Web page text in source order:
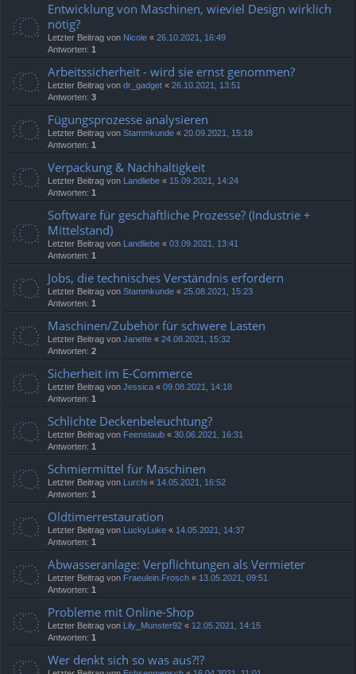
Entwicklung von Maschinen, wieviel Design wirklich
nötig?
Letzter Beitrag von Nicole « 26.10.2021, 16:49
Antworten: 1
Arbeitssicherheit - wird sie ernst genommen?
Letzter Beitrag von dr_gadget « 26.10.2021, 13:51
Antworten: 3
Fügungsprozesse analysieren
Letzter Beitrag von Stammkunde « 20.09.2021, 15:18
Antworten: 1
Verpackung & Nachhaltigkeit
Letzter Beitrag von Landliebe « 15.09.2021, 14:24
Antworten: 1
Software für geschäftliche Prozesse? (Industrie +
Mittelstand)
Letzter Beitrag von Landliebe « 03.09.2021, 13:41
Antworten: 1
Jobs, die technisches Verständnis erfordern
Letzter Beitrag von Stammkunde « 25.08.2021, 15:23
Antworten: 1
Maschinen/Zubehör für schwere Lasten
Letzter Beitrag von Janette « 24.08.2021, 15:32
Antworten: 2
Sicherheit im E-Commerce
Letzter Beitrag von Jessica « 09.08.2021, 14:18
Antworten: 1
Schlichte Deckenbeleuchtung?
Letzter Beitrag von Feenstaub « 30.06.2021, 16:31
Antworten: 1
Schmiermittel für Maschinen
Letzter Beitrag von Lurchi « 14.05.2021, 16:52
Antworten: 1
Oldtimerrestauration
Letzter Beitrag von LuckyLuke « 14.05.2021, 14:37
Antworten: 1
Abwasseranlage: Verpflichtungen als Vermieter
Letzter Beitrag von Fraeulein.Frosch « 13.05.2021, 09:51
Antworten: 1
Probleme mit Online-Shop
Letzter Beitrag von Lily_Munster92 « 12.05.2021, 14:15
Antworten: 1
Wer denkt sich so was aus?!?